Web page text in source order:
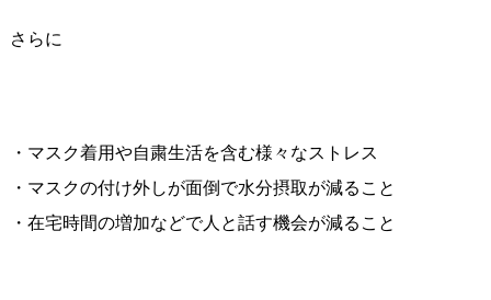
さらに
・マスク着用や自粛生活を含む様々なストレス
・マスクの付け外しが面倒で水分摂取が減ること
・在宅時間の増加などで人と話す機会が減ること